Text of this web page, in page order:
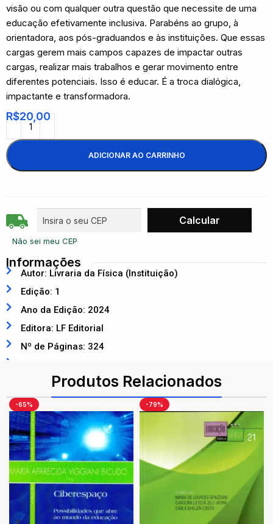
visão ou com qualquer outra questão que necessite de uma
educação efetivamente inclusiva. Parabéns ao grupo, à
orientadora, aos pós-graduandos e às instituições. Que essas
cargas gerem mais campos capazes de impactar outras
cargas, realizar mais trabalhos e gerar movimento entre
diferentes potenciais. Isso é educar. É a troca dialógica,
impactante e transformadora.
R$20,00
ADICIONAR AO CARRINHO
Não sei meu CEP
Informações
Autor: Livraria da Física (Instituição)
Edição: 1
Ano da Edição: 2024
Editora: LF Editorial
Nº de Páginas: 324
Produtos Relacionados
-65% -79%